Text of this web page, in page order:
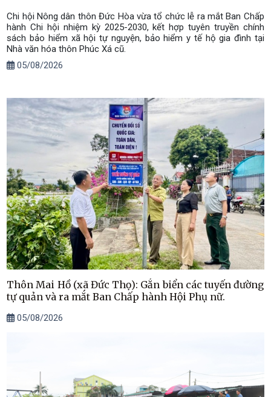
Chi hội Nông dân thôn Đức Hòa vừa tổ chức lễ ra mắt Ban Chấp
hành Chi hội nhiệm kỳ 2025-2030, kết hợp tuyên truyền chính
sách bảo hiểm xã hội tự nguyện, bảo hiểm y tế hộ gia đình tại
Nhà văn hóa thôn Phúc Xá cũ.
05/08/2026
Thôn Mai Hồ (xã Đức Thọ): Gắn biển các tuyến đường
tự quản và ra mắt Ban Chấp hành Hội Phụ nữ.
05/08/2026